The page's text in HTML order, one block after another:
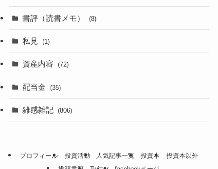
書評（読書メモ） (8)
私見 (1)
資産内容 (72)
配当金 (35)
雑感雑記 (806)
プロフィール 投資活動 人気記事一覧 投資本
投資本以外